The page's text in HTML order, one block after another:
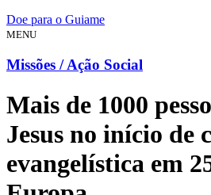
Doe para o Guiame
MENU
Missões / Ação Social
Mais de 1000
Jesus no início de
evangelística em